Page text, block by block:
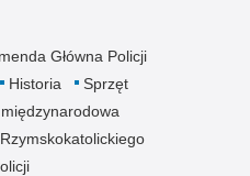
Główna Policji
Historia
Sprzęt